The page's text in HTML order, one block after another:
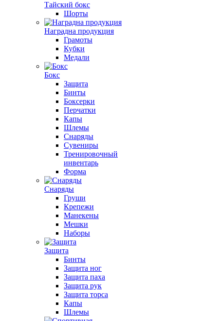
Тайский бокс
Шорты
Наградна продукция
Грамоты
Кубки
Медали
Бокс
Защита
Бинты
Боксерки
Перчатки
Капы
Шлемы
Снаряды
Сувениры
Тренировочный
инвентарь
Форма
Снаряды
Груши
Крепежи
Манекены
Мешки
Наборы
Защита
Бинты
Защита ног
Защита паха
Защита рук
Защита торса
Капы
Шлемы